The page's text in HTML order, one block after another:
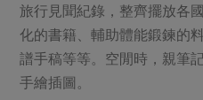
居家好物
美妝保養
家庭清潔
飲品
主題食譜
30%rPET紅烏龍茶
2024農業發展計畫年度報告
更多議題活動
更多議題
生活者e週報
合作社法規
選舉專區
旅行見聞紀錄，整齊擺放各
化的書籍、輔助體能鍛鍊的
譜手稿等等。空閒時，親筆
手繪插圖。